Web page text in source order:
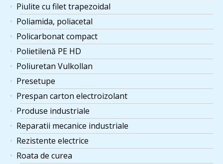
Piulite cu filet trapezoidal
Poliamida, poliacetal
Policarbonat compact
Polietilenă PE HD
Poliuretan Vulkollan
Presetupe
Prespan carton electroizolant
Produse industriale
Reparatii mecanice industriale
Rezistente electrice
Roata de curea